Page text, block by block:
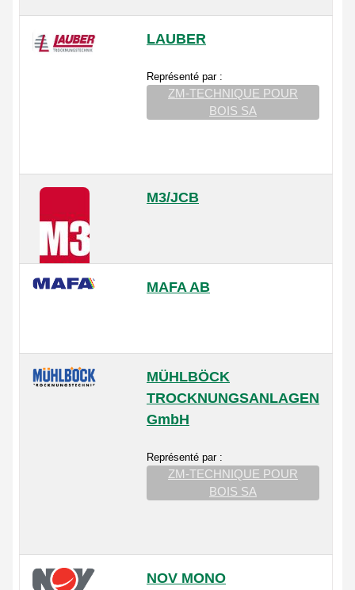
LAUBER
Représenté par :
ZM-TECHNIQUE POUR
BOIS SA
M3/JCB
MAFA AB
MÜHLBÖCK
TROCKNUNGSANLAGEN
GmbH
Représenté par :
ZM-TECHNIQUE POUR
BOIS SA
NOV MONO